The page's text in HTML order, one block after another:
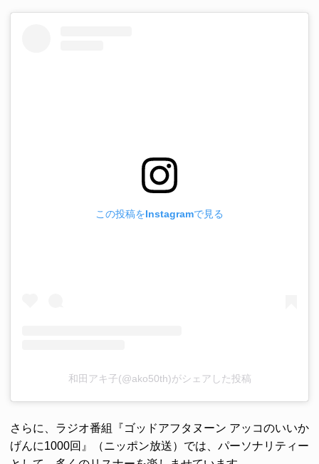
この投稿をInstagramで見る
和田アキ子(@ako50th)がシェアした投稿
さらに、ラジオ番組『ゴッドアフタヌーン アッコのいいか
げんに1000回』（ニッポン放送）では、パーソナリティー